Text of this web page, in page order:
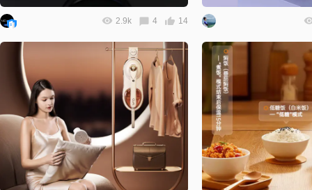
2.9k 4 14